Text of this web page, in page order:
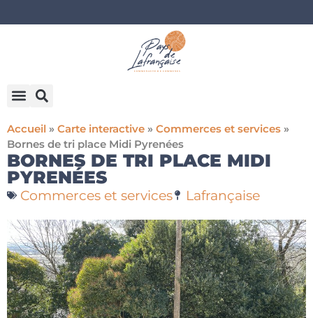
Accueil » Carte interactive » Commerces et services »
Bornes de tri place Midi Pyrenées
BORNES DE TRI PLACE MIDI
PYRENÉES
Commerces et services Lafrançaise